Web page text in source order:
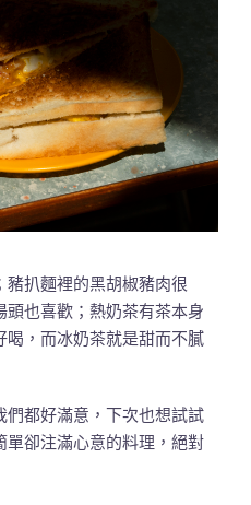
扒麵裡的黑胡椒豬肉很
也喜歡；熱奶茶有茶本身
喝，而冰奶茶就是甜而不膩
都好滿意，下次也想試試
單卻注滿心意的料理，絕對